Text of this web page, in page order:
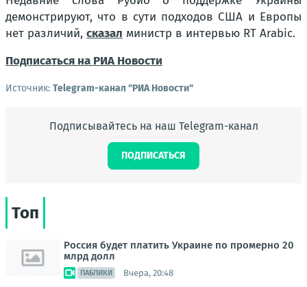
демонстрируют, что в сути подходов США и Европы
нет различий, сказал министр в интервью RT Arabic.
Подписаться на РИА Новости
Источник: Telegram-канал "РИА Новости"
Подписывайтесь на наш Telegram-канал
ПОДПИСАТЬСЯ
Топ
Россия будет платить Украине по промерно 20
млрд долл
ПАБЛИКИ Вчера, 20:48